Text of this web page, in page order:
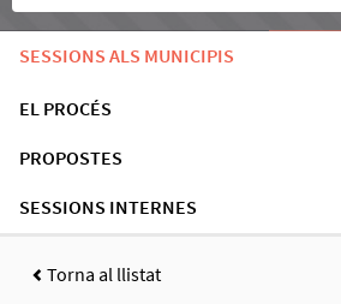
SESSIONS ALS MUNICIPIS
EL PROCÉS
PROPOSTES
SESSIONS INTERNES
Torna al llistat